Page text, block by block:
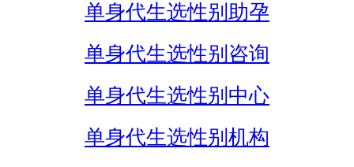
单身代生选性别助孕
单身代生选性别咨询
单身代生选性别中心
单身代生选性别机构